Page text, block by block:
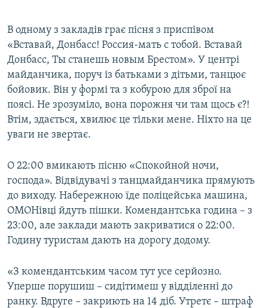
В одному з закладів грає пісня з приспівом
«Вставай, Донбасс! Россия-мать с тобой. Вставай
Донбасс, Ты станешь новым Брестом». У центрі
майданчика, поруч із батьками з дітьми, танцює
бойовик. Він у формі та з кобурою для зброї на
поясі. Не зрозуміло, вона порожня чи там щось є?!
Втім, здається, хвилює це тільки мене. Ніхто на це
уваги не звертає.
О 22:00 вмикають пісню «Спокойной ночи,
господа». Відвідувачі з танцмайданчика прямують
до виходу. Набережною їде поліцейська машина,
ОМОНівці йдуть пішки. Комендантська година – з
23:00, але заклади мають закриватися о 22:00.
Годину туристам дають на дорогу додому.
«З комендантським часом тут усе серйозно.
Уперше порушиш – сидітимеш у відділенні до
ранку. Вдруге – закриють на 14 діб. Утретє – штраф